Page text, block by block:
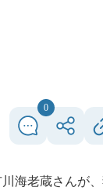
0
海老蔵さんが